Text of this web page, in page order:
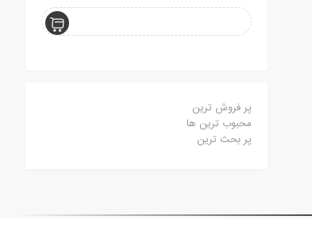
پر فروش ترین
محبوب ترین ها
پر بحث ترین